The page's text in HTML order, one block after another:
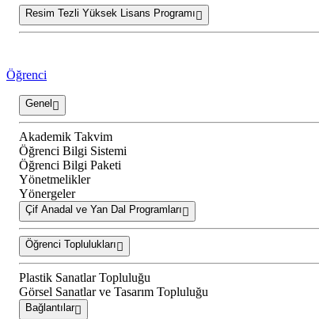
Resim Tezli Yüksek Lisans Programı
Öğrenci
Genel
Akademik Takvim
Öğrenci Bilgi Sistemi
Öğrenci Bilgi Paketi
Yönetmelikler
Yönergeler
Çif Anadal ve Yan Dal Programları
Öğrenci Toplulukları
Plastik Sanatlar Topluluğu
Görsel Sanatlar ve Tasarım Topluluğu
Bağlantılar